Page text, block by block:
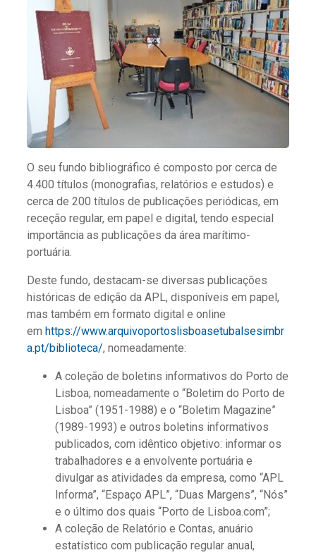
O seu fundo bibliográfico é composto por cerca de
4.400 títulos (monografias, relatórios e estudos) e
cerca de 200 títulos de publicações periódicas, em
receção regular, em papel e digital, tendo especial
importância as publicações da área marítimo-
portuária.
Deste fundo, destacam-se diversas publicações
históricas de edição da APL, disponíveis em papel,
mas também em formato digital e online
emhttps://www.arquivoportoslisboasetubalsesimbr
a.pt/biblioteca/, nomeadamente:
A coleção de boletins informativos do Porto de
Lisboa, nomeadamente o “Boletim do Porto de
Lisboa” (1951-1988) e o “Boletim Magazine”
(1989-1993) e outros boletins informativos
publicados, com idêntico objetivo: informar os
trabalhadores e a envolvente portuária e
divulgar as atividades da empresa, como “APL
Informa”, “Espaço APL”, “Duas Margens”, “Nós”
e o último dos quais “Porto de Lisboa.com”;
A coleção de Relatório e Contas, anuário
estatístico com publicação regular anual,